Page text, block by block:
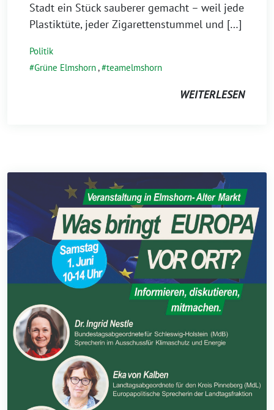
Stadt ein Stück sauberer gemacht – weil jede
Plastiktüte, jeder Zigarettenstummel und […]
Politik
Grüne Elmshorn, teamelmshorn
WEITERLESEN